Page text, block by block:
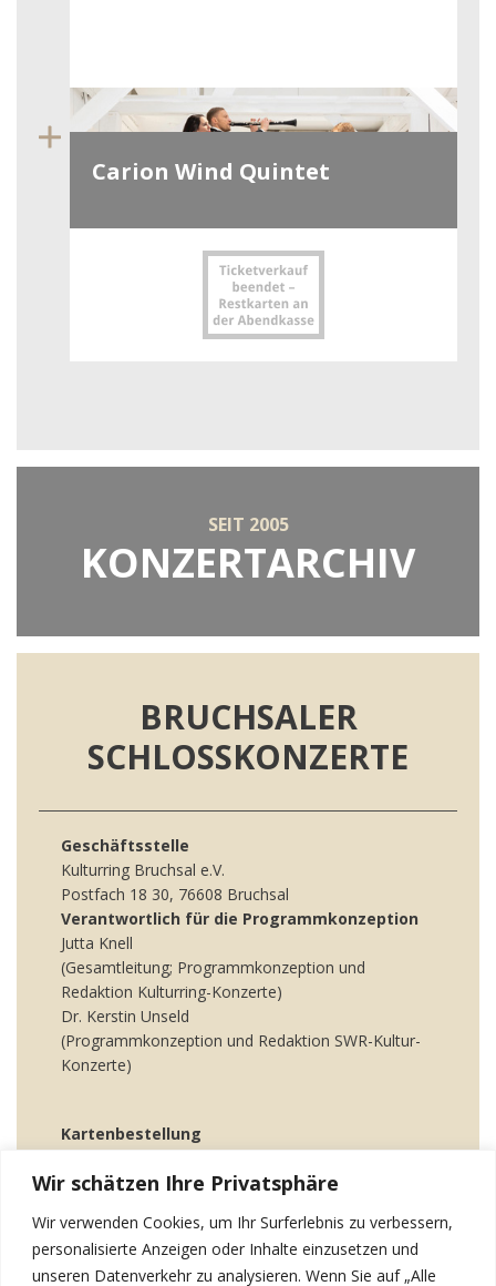
Wir schätzen Ihre Privatsphäre
Wir verwenden Cookies, um Ihr Surferlebnis zu verbessern,
personalisierte Anzeigen oder Inhalte einzusetzen und
unseren Datenverkehr zu analysieren. Wenn Sie auf „Alle
Carion Wind Quintet
SEIT 2005
KONZERTARCHIV
BRUCHSALER
SCHLOSSKONZERTE
Geschäftsstelle
Kulturring Bruchsal e.V.
Postfach 18 30, 76608 Bruchsal
Verantwortlich für die Programmkonzeption
Jutta Knell
(Gesamtleitung; Programmkonzeption und
Redaktion Kulturring-Konzerte)
Dr. Kerstin Unseld
(Programmkonzeption und Redaktion SWR-Kultur-
Konzerte)
Kartenbestellung
Ansprechpartnerin: Britta Brandstäter
Kultur braucht Ihr Engagement
Werden Sie Mitglied im Kulturring Bruchsal e.V.,